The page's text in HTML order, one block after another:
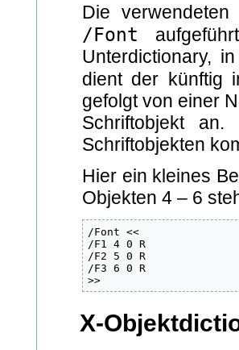
Die
/Font
Unterdictionary,
dient der künftig
gefolgt von einer
Schriftobjekt
Schriftobjekten
Hier ein kleines
Objekten 4 – 6
/Font <<
/F1 4 0 R
/F2 5 0 R
/F3 6 0 R
>>
X-